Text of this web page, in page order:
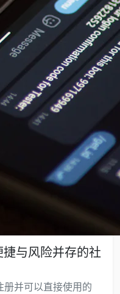
与风险并存的社
并可以直接使用的